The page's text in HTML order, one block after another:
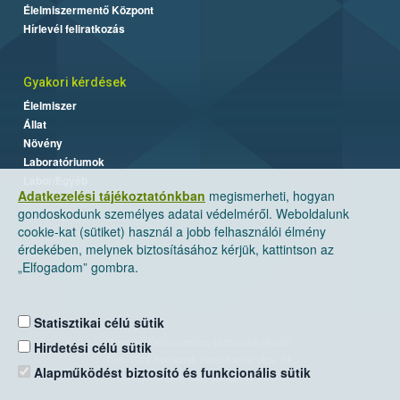
Adatkezelési tájékoztatónkban megismerheti, hogyan
gondoskodunk személyes adatai védelméről. Weboldalunk
cookie-kat (sütiket) használ a jobb felhasználói élmény
érdekében, melynek biztosításához kérjük, kattintson az
„Elfogadom” gombra.
Statisztikai célú sütik
Hirdetési célú sütik
Alapműködést biztosító és funkcionális sütik
Élelmiszermentő Központ
Hírlevél feliratkozás
Gyakori kérdések
Élelmiszer
Állat
Növény
Laboratóriumok
Nemzeti Élelmiszerlánc-biztonsági Hivatal
Levelezési cím: 1525 Budapest. Pf. 30.